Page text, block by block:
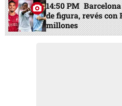
14:50 PM
de figura, revés con
millones